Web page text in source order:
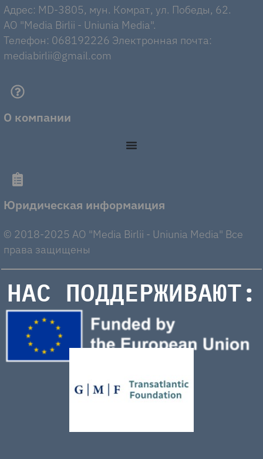
Адрес: MD-3805, мун. Комрат, ул. Победы, 62.
AO "Media Birlii - Uniunia Media".
Телефон: 068192226 Электронная почта:
mediabirlii@gmail.com
О компании
Юридическая информаиция
© 2018-2025 AO "Media Birlii - Uniunia Media" Все
права защищены
НАС ПОДДЕРЖИВАЮТ: